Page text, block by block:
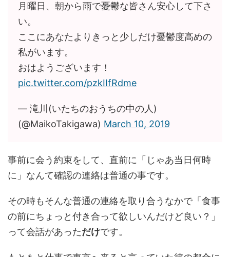
月曜日、朝から雨で憂鬱な皆さん安心して下さ
い。
ここにあなたよりきっと少しだけ憂鬱度高めの
私がいます。
おはようございます！
pic.twitter.com/pzkIIfRdme
— 滝川(いたちのおうちの中の人)
(@MaikoTakigawa) March 10, 2019
事前に会う約束をして、直前に「じゃあ当日何時
に」なんて確認の連絡は普通の事です。
その時もそんな普通の連絡を取り合うなかで「食事
の前にちょっと付き合って欲しいんだけど良い？」
って会話があっただけです。